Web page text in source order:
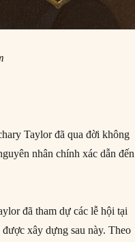
Taylor đã qua đời không
nhân chính xác dẫn đến
đã tham dự các lễ hội tại
xây dựng sau này. Theo